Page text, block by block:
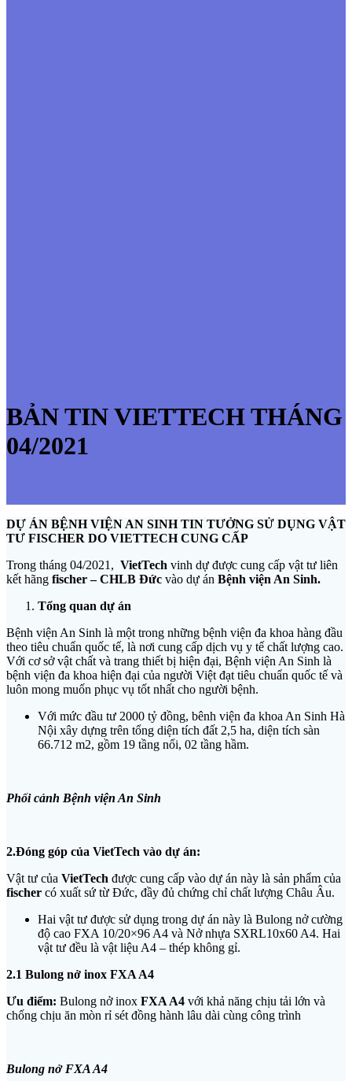
BẢN TIN VIETTECH THÁNG
04/2021
DỰ ÁN BỆNH VIỆN AN SINH TIN TƯỞNG SỬ DỤNG VẬT
TƯ FISCHER DO VIETTECH CUNG CẤP
Trong tháng 04/2021, VietTech vinh dự được cung cấp vật tư liên
kết hãng fischer – CHLB Đức vào dự án Bệnh viện An Sinh.
Tổng quan dự án
Bệnh viện An Sinh là một trong những bệnh viện đa khoa hàng đầu
theo tiêu chuẩn quốc tế, là nơi cung cấp dịch vụ y tế chất lượng cao.
Với cơ sở vật chất và trang thiết bị hiện đại, Bệnh viện An Sinh là
bệnh viện đa khoa hiện đại của người Việt đạt tiêu chuẩn quốc tế và
luôn mong muốn phục vụ tốt nhất cho người bệnh.
Với mức đầu tư 2000 tỷ đồng, bênh viện đa khoa An Sinh Hà
Nội xây dựng trên tổng diện tích đất 2,5 ha, diện tích sàn
66.712 m2, gồm 19 tầng nổi, 02 tầng hầm.
Phối cảnh Bệnh viện An Sinh
2.Đóng góp của VietTech vào dự án:
Vật tư của VietTech được cung cấp vào dự án này là sản phẩm của
fischer có xuất sứ từ Đức, đầy đủ chứng chỉ chất lượng Châu Âu.
Hai vật tư được sử dụng trong dự án này là Bulong nở cường
độ cao FXA 10/20×96 A4 và Nở nhựa SXRL10x60 A4. Hai
vật tư đều là vật liệu A4 – thép không gỉ.
2.1 Bulong nở inox FXA A4
Ưu điểm: Bulong nở inox FXA A4 với khả năng chịu tải lớn và
chống chịu ăn mòn rỉ sét đồng hành lâu dài cùng công trình
Bulong nở FXA A4